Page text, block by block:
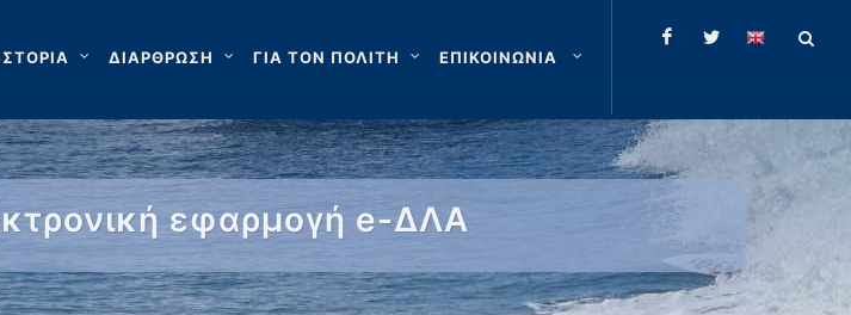
ΔΙΑΡΘΡΩΣΗ ΓΙΑ ΤΟΝ ΠΟΛΙΤΗ ΕΠΙΚΟΙΝΩΝΙΑ
εφαρμογή e-ΔΛΑ